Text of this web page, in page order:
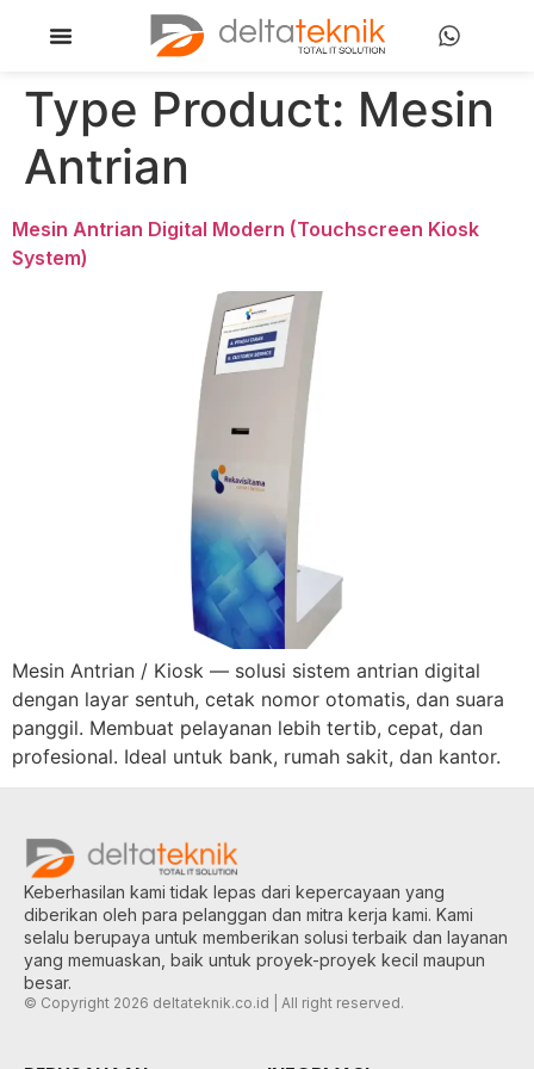
Type Product: Mesin
Antrian
Mesin Antrian Digital Modern (Touchscreen Kiosk
System)
Mesin Antrian / Kiosk — solusi sistem antrian digital
dengan layar sentuh, cetak nomor otomatis, dan suara
panggil. Membuat pelayanan lebih tertib, cepat, dan
profesional. Ideal untuk bank, rumah sakit, dan kantor.
Keberhasilan kami tidak lepas dari kepercayaan yang
diberikan oleh para pelanggan dan mitra kerja kami. Kami
selalu berupaya untuk memberikan solusi terbaik dan layanan
yang memuaskan, baik untuk proyek-proyek kecil maupun
besar.
© Copyright 2026 deltateknik.co.id | All right reserved.